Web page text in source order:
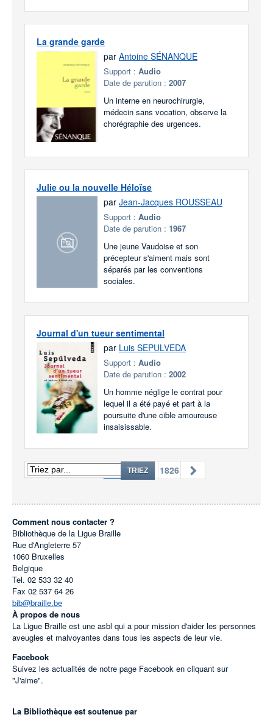
La grande garde
par Antoine SÉNANQUE
Support : Audio
Date de parution : 2007
Un interne en neurochirurgie,
médecin sans vocation, observe la
chorégraphie des urgences.
Julie ou la nouvelle Héloïse
par Jean-Jacques ROUSSEAU
Support : Audio
Date de parution : 1967
Une jeune Vaudoise et son
précepteur s'aiment mais sont
séparés par les conventions
sociales.
Journal d'un tueur sentimental
par Luis SEPULVEDA
Support : Audio
Date de parution : 2002
Un homme néglige le contrat pour
lequel il a été payé et part à la
poursuite d'une cible amoureuse
insaisissable.
1 75 ... 1826
TRIEZ
Comment nous contacter ?
Bibliothèque de la Ligue Braille
Rue d'Angleterre 57
1060 Bruxelles
Belgique
Tel. 02 533 32 40
Fax 02 537 64 26
bib@braille.be
À propos de nous
La Ligue Braille est une asbl qui a pour mission d'aider les personnes
aveugles et malvoyantes dans tous les aspects de leur vie.
Facebook
Suivez les actualités de notre page Facebook en cliquant sur
"J'aime".
La Bibliothèque est soutenue par